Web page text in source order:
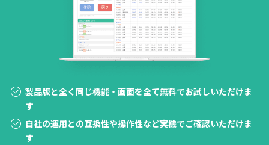
製品版と全く同じ機能・画面を全て無料でお試しいただけま
す
自社の運用との互換性や操作性など実機でご確認いただけま
す